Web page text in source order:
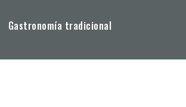
Gastronomía tradicional